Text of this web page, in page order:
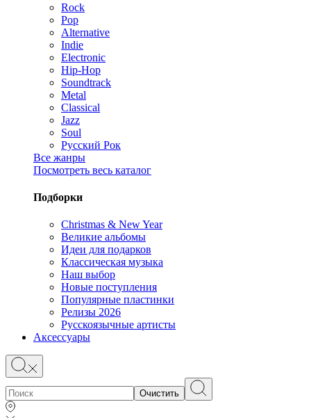
Rock
Pop
Alternative
Indie
Electronic
Hip-Hop
Soundtrack
Metal
Classical
Jazz
Soul
Русский Рок
Все жанры
Посмотреть весь каталог
Подборки
Christmas & New Year
Великие альбомы
Идеи для подарков
Классическая музыка
Наш выбор
Новые поступления
Популярные пластинки
Релизы 2026
Русскоязычные артисты
Аксессуары
Очистить